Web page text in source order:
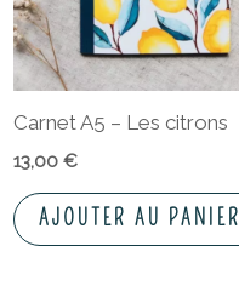
Carnet A5 – Les citrons
13,00€
AJOUTER AU PANIER